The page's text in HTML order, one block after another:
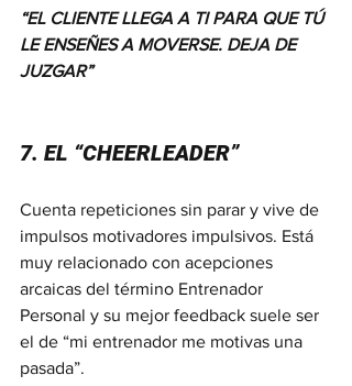
“EL CLIENTE LLEGA A TI PARA QUE TÚ
LE ENSEÑES A MOVERSE. DEJA DE
JUZGAR”
7. EL “CHEERLEADER”
Cuenta repeticiones sin parar y vive de
impulsos motivadores impulsivos. Está
muy relacionado con acepciones
arcaicas del término Entrenador
Personal y su mejor feedback suele ser
el de “mi entrenador me motivas una
pasada”.